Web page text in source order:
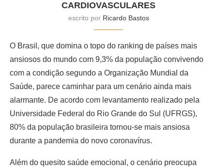
CARDIOVASCULARES
escrito por Ricardo Bastos
O Brasil, que domina o topo do ranking de países mais
ansiosos do mundo com 9,3% da população convivendo
com a condição segundo a Organização Mundial da
Saúde, parece caminhar para um cenário ainda mais
alarmante. De acordo com levantamento realizado pela
Universidade Federal do Rio Grande do Sul (UFRGS),
80% da população brasileira tornou-se mais ansiosa
durante a pandemia do novo coronavírus.
Além do quesito saúde emocional, o cenário preocupa